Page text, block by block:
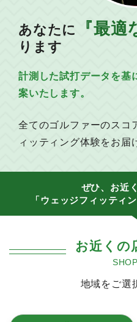
あなたに 『最適
ります
計測した試打データを基
案いたします。
全てのゴルファーのスコ
ィッティング体験をお届
ぜひ、お近
「ウェッジフィッティ
お近くの
地域をご選